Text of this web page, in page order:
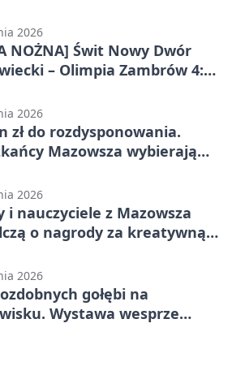
2026
NOŻNA] Świt Nowy Dwór
– Olimpia Zambrów 4:0
(Grupa I)
2026
zł do rozdysponowania.
Mazowsza wybierają
2026
i nauczyciele z Mazowsza
o nagrody za kreatywną
2026
gołębi na
Wystawa wesprze